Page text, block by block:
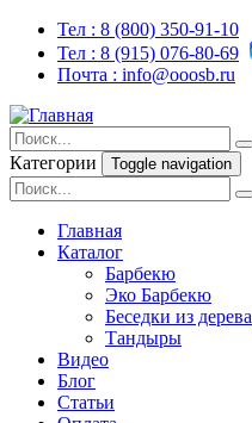
Тел : 8 (800) 350-91-10
Тел : 8 (915) 076-80-69
Почта : info@ooosb.ru
Категории Toggle navigation
Главная
Каталог
Барбекю
Эко Барбекю
Беседки из дерева
Тандыры
Видео
Блог
Статьи